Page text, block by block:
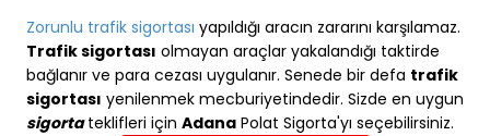
Zorunlu trafik sigortası yapıldığı aracın zararını karşılamaz.
Trafik sigortası olmayan araçlar yakalandığı taktirde
bağlanır ve para cezası uygulanır. Senede bir defa trafik
sigortası yenilenmek mecburiyetindedir. Sizde en uygun
sigorta teklifleri için Adana Polat Sigorta'yı seçebilirsiniz.